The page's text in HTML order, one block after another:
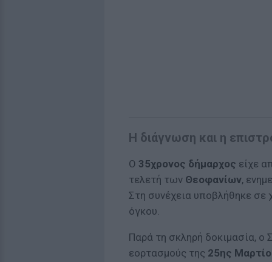
Η διάγνωση και η
Ο 35χρονος δήμαρχος είχε
τελετή των Θεοφανίων,
Στη συνέχεια υποβλήθηκε σε
όγκου.
Παρά τη σκληρή δοκιμασία, ο
εορτασμούς της 25ης